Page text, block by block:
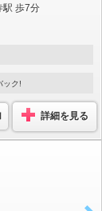
駅 歩7分
ック!
詳細を見る